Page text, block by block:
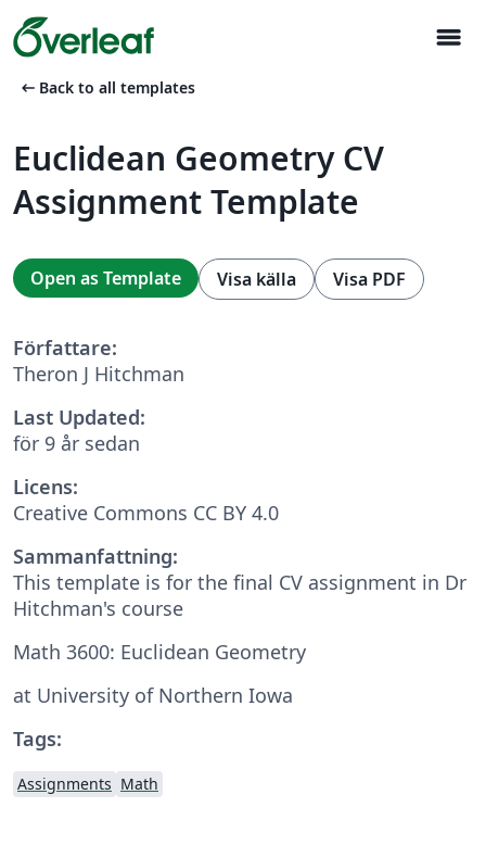
menu
arrow_left_alt Back to all templates
Euclidean Geometry CV
Assignment Template
Open as Template Visa källa Visa PDF
Författare:
Theron J Hitchman
Last Updated:
för 9 år sedan
Licens:
Creative Commons CC BY 4.0
Sammanfattning:
This template is for the final CV assignment in Dr
Hitchman's course
Math 3600: Euclidean Geometry
at University of Northern Iowa
Tags:
Assignments Math